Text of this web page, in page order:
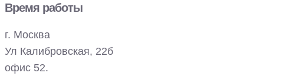
Время работы
г. Москва
Ул Калибровская, 22б
офис 52.